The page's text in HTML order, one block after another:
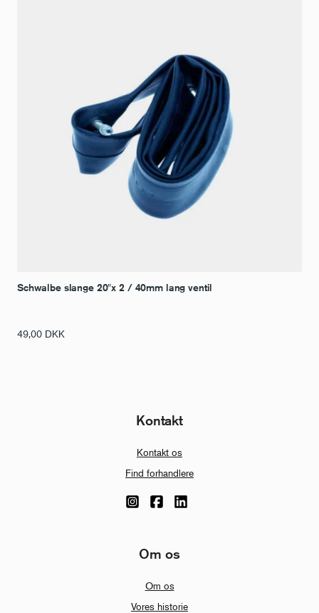
Schwalbe slange 20″x 2 / 40mm lang ventil
49,00 DKK
Kontakt
Kontakt os
Find forhandlere
Om os
Om os
Vores historie